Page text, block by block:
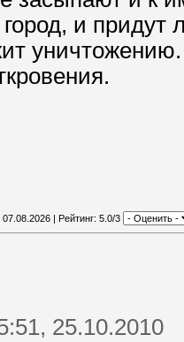
и придут
уничтожению.
07.08.2026 | Рейтинг: 5.0/3
25.10.2010